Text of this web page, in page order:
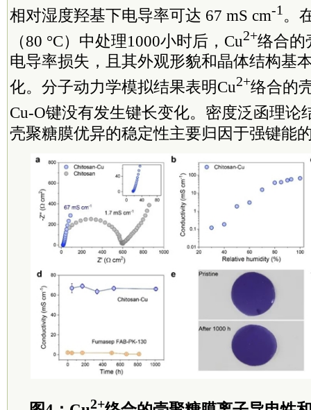
相对湿度羟基下电导率可达 67 mS cm-1 。
（80 °C）中处理1000小时后，Cu2+络合的
电导率损失，且其外观形貌和晶体结构基
化。分子动力学模拟结果表明Cu2+络合的
Cu-O键没有发生键长变化。密度泛函理论
壳聚糖膜优异的稳定性主要归因于强键能
2+